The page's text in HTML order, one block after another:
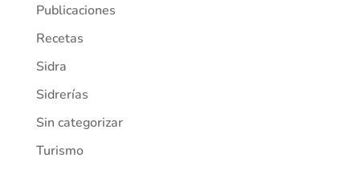
Publicaciones
Recetas
Sidra
Sidrerías
Sin categorizar
Turismo